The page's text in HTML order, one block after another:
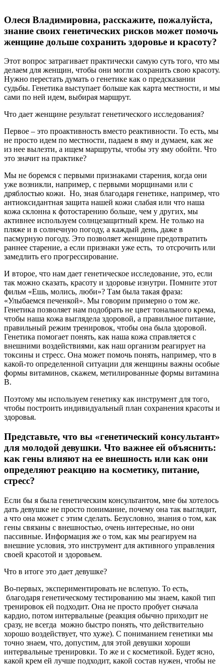
Олеся Владимировна, расскажите, пожалуйста,
знание своих генетических рисков может помочь
женщине дольше сохранить здоровье и красоту?
Этот вопрос затрагивает практически самую суть того, что мы
делаем для женщин, чтобы они могли сохранить свою красоту.
Нужно перестать думать о генетике как о предсказании
судьбы. Генетика выступает больше как карта местности, и мы
сами по ней идем, выбирая маршрут.
Что дает женщине результат генетического исследования?
Первое – это проактивность вместо реактивности. То есть, мы
не просто идем по местности, падаем в яму и думаем, как же
из нее вылезти, а ищем маршруты, чтобы эту яму обойти. Что
это значит на практике?
Мы не боремся с первыми признаками старения, когда они
уже возникли, например, с первыми морщинами или с
дряблостью кожи. Но, зная благодаря генетике, например, что
антиоксидантная защита нашей кожи слабая или что наша
кожа склонна к фотостарению больше, чем у других, мы
активнее используем солнцезащитный крем. Не только на
пляже и в солнечную погоду, а каждый день, даже в
пасмурную погоду. Это позволяет женщине предотвратить
раннее старение, а если признаки уже есть, то отсрочить или
замедлить его прогрессирование.
И второе, что нам дает генетическое исследование, это, если
так можно сказать, красоту и здоровье изнутри. Помните этот
фильм «Ешь, молись, люби»? Там была такая фраза:
«Улыбаемся печенкой». Мы говорим примерно о том же.
Генетика позволяет нам подобрать не цвет тонального крема,
чтобы наша кожа выглядела здоровой, а правильное питание,
правильный режим тренировок, чтобы она была здоровой.
Генетика помогает понять, как наша кожа справляется с
внешними воздействиями, как наш организм реагирует на
токсины и стресс. Она может помочь понять, например, что в
какой-то определенной ситуации для женщины важны особые
формы витаминов, скажем, метилированные формы витамина
В.
Поэтому мы используем генетику как инструмент для того,
чтобы построить индивидуальный план сохранения красоты и
здоровья.
Представьте, что вы «генетический консультант»
для молодой девушки. Что важнее ей объяснить:
как гены влияют на ее внешность или как они
определяют реакцию на косметику, питание,
стресс?
Если бы я была генетическим консультантом, мне бы хотелось
дать девушке не просто понимание, почему она так выглядит,
а что она может с этим сделать. Безусловно, знания о том, как
гены связаны с внешностью, очень интересные, но они
пассивные. Информация же о том, как мы реагируем на
внешние условия, это инструмент для активного управления
своей красотой и здоровьем.
Что в итоге это дает девушке?
Во-первых, экспериментировать не вслепую. То есть,
благодаря генетическому тестированию мы знаем, какой тип
тренировок ей подходит. Она не просто пробует сначала
кардио, потом интервальные (реакция обычно приходит не
сразу, не всегда можно быстро понять, что действительно
хорошо воздействует, что хуже). С пониманием генетики мы
точно знаем, что, допустим, для этой девушки хороши
интервальные тренировки. То же и с косметикой. Будет ясно,
какой крем ей лучше подходит, какой состав нужен, чтобы не